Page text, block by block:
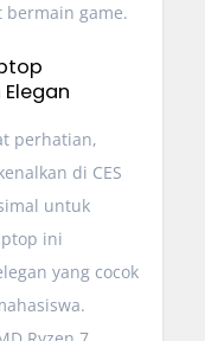
bermain game.
perhatian,
di CES
untuk
ini
yang cocok